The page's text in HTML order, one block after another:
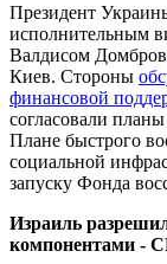
Президент
исполнительным
Валдисом
Киев. Стороны
финансовой
согласовали
Плане быстрого
социальной
запуску Фонда
Израиль
компонентами -